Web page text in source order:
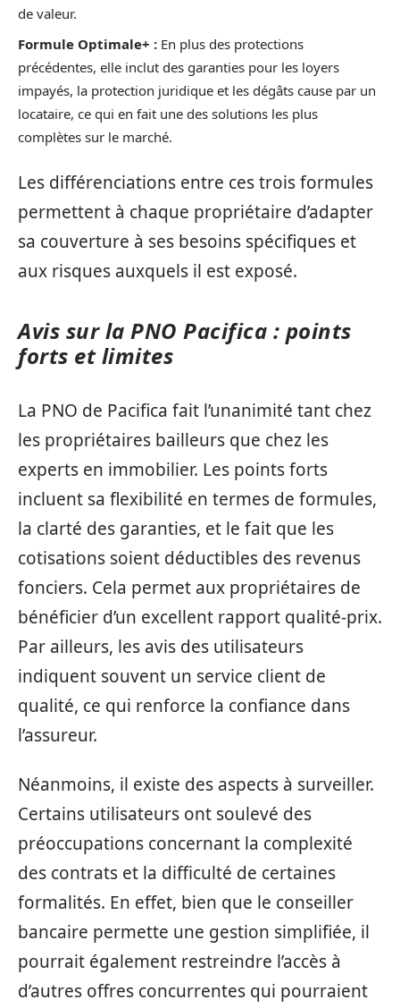
de valeur.
Formule Optimale+ : En plus des protections
précédentes, elle inclut des garanties pour les loyers
impayés, la protection juridique et les dégâts cause par un
locataire, ce qui en fait une des solutions les plus
complètes sur le marché.
Les différenciations entre ces trois formules
permettent à chaque propriétaire d’adapter
sa couverture à ses besoins spécifiques et
aux risques auxquels il est exposé.
Avis sur la PNO Pacifica : points
forts et limites
La PNO de Pacifica fait l’unanimité tant chez
les propriétaires bailleurs que chez les
experts en immobilier. Les points forts
incluent sa flexibilité en termes de formules,
la clarté des garanties, et le fait que les
cotisations soient déductibles des revenus
fonciers. Cela permet aux propriétaires de
bénéficier d’un excellent rapport qualité-prix.
Par ailleurs, les avis des utilisateurs
indiquent souvent un service client de
qualité, ce qui renforce la confiance dans
l’assureur.
Néanmoins, il existe des aspects à surveiller.
Certains utilisateurs ont soulevé des
préoccupations concernant la complexité
des contrats et la difficulté de certaines
formalités. En effet, bien que le conseiller
bancaire permette une gestion simplifiée, il
pourrait également restreindre l’accès à
d’autres offres concurrentes qui pourraient